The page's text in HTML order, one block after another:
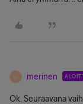
M merinen
Ok. Seuraavana